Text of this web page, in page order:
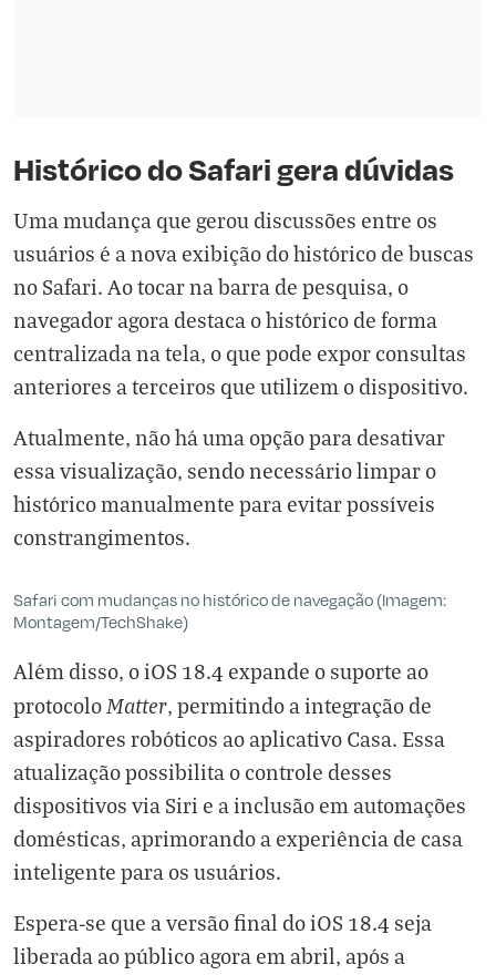
Histórico do Safari gera dúvidas
Uma mudança que gerou discussões entre os
usuários é a nova exibição do histórico de buscas
no Safari. Ao tocar na barra de pesquisa, o
navegador agora destaca o histórico de forma
centralizada na tela, o que pode expor consultas
anteriores a terceiros que utilizem o dispositivo.
Atualmente, não há uma opção para desativar
essa visualização, sendo necessário limpar o
histórico manualmente para evitar possíveis
constrangimentos.
Safari com mudanças no histórico de navegação (Imagem:
Montagem/TechShake)
Além disso, o iOS 18.4 expande o suporte ao
protocolo Matter, permitindo a integração de
aspiradores robóticos ao aplicativo Casa. Essa
atualização possibilita o controle desses
dispositivos via Siri e a inclusão em automações
domésticas, aprimorando a experiência de casa
inteligente para os usuários.
Espera-se que a versão final do iOS 18.4 seja
liberada ao público agora em abril, após a